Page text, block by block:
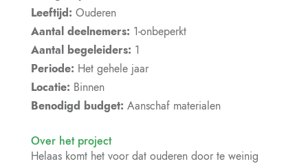
Leeftijd: Ouderen
Aantal deelnemers: 1-onbeperkt
Aantal begeleiders: 1
Periode: Het gehele jaar
Locatie: Binnen
Benodigd budget: Aanschaf materialen
Over het project
Helaas komt het voor dat ouderen door te weinig